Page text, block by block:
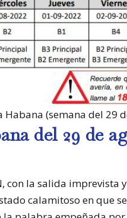
(semana del 29
del 29 de
con la salida imprevista
calamitoso en que